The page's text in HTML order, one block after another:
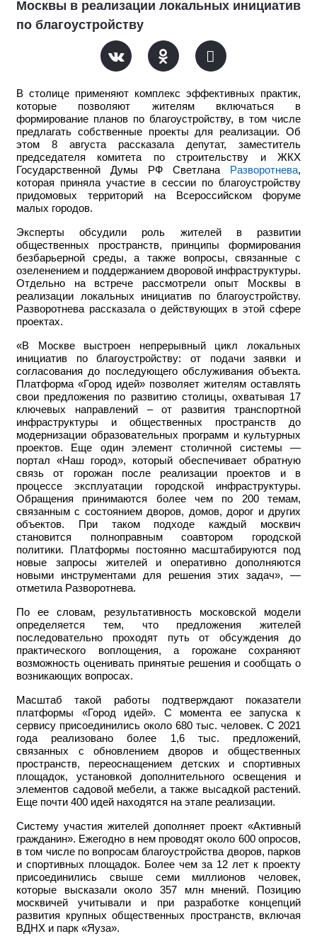
Москвы в реализации локальных инициатив
по благоустройству
В столице применяют комплекс эффективных практик,
которые позволяют жителям включаться в
формирование планов по благоустройству, в том числе
предлагать собственные проекты для реализации. Об
этом 8 августа рассказала депутат, заместитель
председателя комитета по строительству и ЖКХ
Государственной Думы РФ Светлана
Разворотнева,
которая приняла участие в сессии по благоустройству
придомовых территорий на Всероссийском форуме
малых городов.
Эксперты обсудили роль жителей в развитии
общественных пространств, принципы формирования
безбарьерной среды, а также вопросы, связанные с
озеленением и поддержанием дворовой инфраструктуры.
Отдельно на встрече рассмотрели опыт Москвы в
реализации локальных инициатив по благоустройству.
Разворотнева рассказала о действующих в этой сфере
проектах.
«В Москве выстроен непрерывный цикл локальных
инициатив по благоустройству: от подачи заявки и
согласования до последующего обслуживания объекта.
Платформа «Город идей» позволяет жителям оставлять
свои предложения по развитию столицы, охватывая 17
ключевых направлений – от развития транспортной
инфраструктуры и общественных пространств до
модернизации образовательных программ и культурных
проектов. Еще один элемент столичной системы —
портал «Наш город», который обеспечивает обратную
связь от горожан после реализации проектов и в
процессе эксплуатации городской инфраструктуры.
Обращения принимаются более чем по 200 темам,
связанным с состоянием дворов, домов, дорог и других
объектов. При таком подходе каждый москвич
становится полноправным соавтором городской
политики. Платформы постоянно масштабируются под
новые запросы жителей и оперативно дополняются
новыми инструментами для решения этих задач», —
отметила Разворотнева.
По ее словам, результативность московской модели
определяется тем, что предложения жителей
последовательно проходят путь от обсуждения до
практического воплощения, а горожане сохраняют
возможность оценивать принятые решения и сообщать о
возникающих вопросах.
Масштаб такой работы подтверждают показатели
платформы «Город идей». С момента ее запуска к
сервису присоединились около 680 тыс. человек. С 2021
года реализовано более 1,6 тыс. предложений,
связанных с обновлением дворов и общественных
пространств, переоснащением детских и спортивных
площадок, установкой дополнительного освещения и
элементов садовой мебели, а также высадкой растений.
Еще почти 400 идей находятся на этапе реализации.
Систему участия жителей дополняет проект «Активный
гражданин». Ежегодно в нем проводят около 600 опросов,
в том числе по вопросам благоустройства дворов, парков
и спортивных площадок. Более чем за 12 лет к проекту
присоединились свыше семи миллионов человек,
которые высказали около 357 млн мнений. Позицию
москвичей учитывали и при разработке концепций
развития крупных общественных пространств, включая
ВДНХ и парк «Яуза».